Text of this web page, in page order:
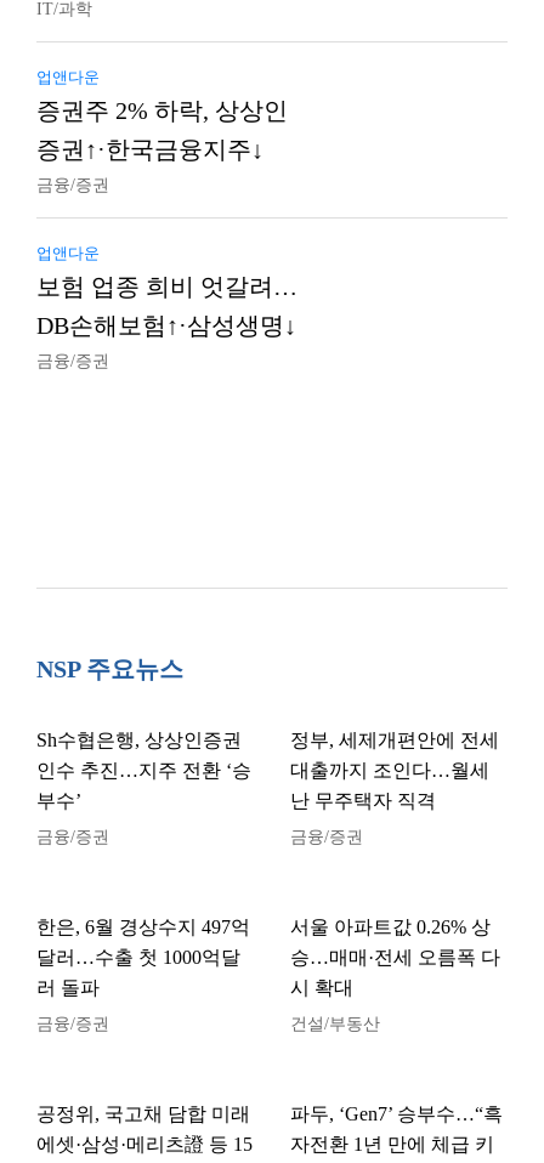
IT/과학
업앤다운
증권주 2% 하락, 상상인
증권↑·한국금융지주↓
금융/증권
업앤다운
보험 업종 희비 엇갈려…
DB손해보험↑·삼성생명↓
금융/증권
NSP 주요뉴스
Sh수협은행, 상상인증권
인수 추진…지주 전환 ‘승
부수’
금융/증권
정부, 세제개편안에 전세
대출까지 조인다…월세
난 무주택자 직격
금융/증권
한은, 6월 경상수지 497억
달러…수출 첫 1000억달
러 돌파
금융/증권
서울 아파트값 0.26% 상
승…매매·전세 오름폭 다
시 확대
건설/부동산
공정위, 국고채 담합 미래
에셋·삼성·메리츠證 등 15
파두, ‘Gen7’ 승부수…“흑
자전환 1년 만에 체급 키